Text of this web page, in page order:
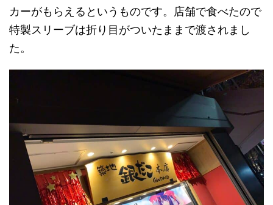
カーがもらえるというものです。店舗で食べたので
特製スリーブは折り目がついたままで渡されまし
た。